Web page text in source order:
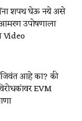
शपथ घेऊ नये असे
उपोषणाला
Video
आहे का? की
EVM